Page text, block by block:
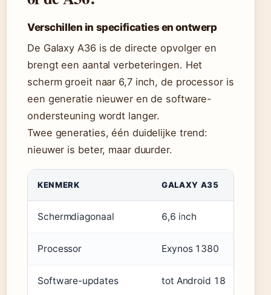
Verschillen in specificaties en ontwerp
De Galaxy A36 is de directe opvolger en
brengt een aantal verbeteringen. Het
scherm groeit naar 6,7 inch, de processor is
een generatie nieuwer en de software-
ondersteuning wordt langer.
Twee generaties, één duidelijke trend:
nieuwer is beter, maar duurder.
KENMERK GALAXY A35
Schermdiagonaal 6,6 inch
Processor Exynos 1380
Software-updates tot Android 18